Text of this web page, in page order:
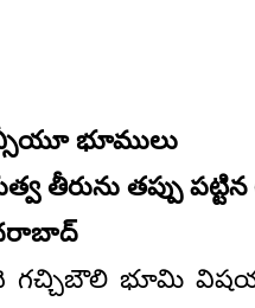
భూములు
తీరును తప్పు
గచ్చిబౌలి భూమి